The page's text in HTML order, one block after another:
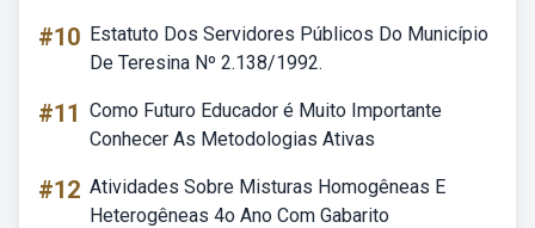
#10 Estatuto Dos Servidores Públicos Do Município
De Teresina Nº 2.138/1992.
#11 Como Futuro Educador é Muito Importante
Conhecer As Metodologias Ativas
#12 Atividades Sobre Misturas Homogêneas E
Heterogêneas 4o Ano Com Gabarito